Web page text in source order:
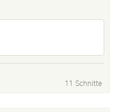
11 Schnitte